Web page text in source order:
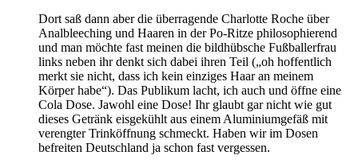
Dort saß dann aber die überragende Charlotte Roche über
Analbleeching und Haaren in der Po-Ritze philosophierend
und man möchte fast meinen die bildhübsche Fußballerfrau
links neben ihr denkt sich dabei ihren Teil („oh hoffentlich
merkt sie nicht, dass ich kein einziges Haar an meinem
Körper habe“). Das Publikum lacht, ich auch und öffne eine
Cola Dose. Jawohl eine Dose! Ihr glaubt gar nicht wie gut
dieses Getränk eisgekühlt aus einem Aluminiumgefäß mit
verengter Trinköffnung schmeckt. Haben wir im Dosen
befreiten Deutschland ja schon fast vergessen.